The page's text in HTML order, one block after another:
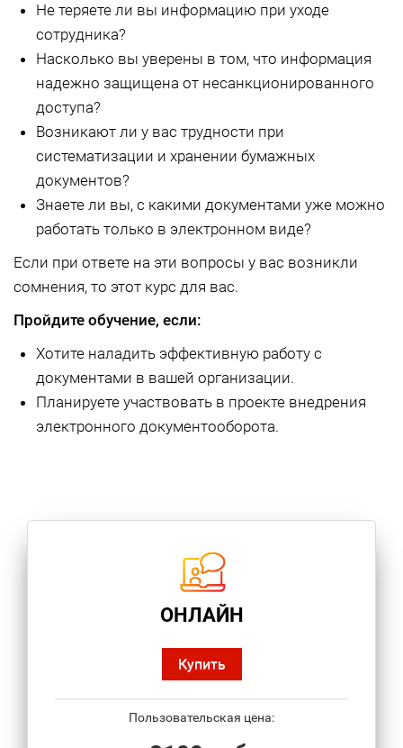
Не теряете ли вы информацию при уходе
сотрудника?
Насколько вы уверены в том, что информация
надежно защищена от несанкционированного
доступа?
Возникают ли у вас трудности при
систематизации и хранении бумажных
документов?
Знаете ли вы, с какими документами уже можно
работать только в электронном виде?
Если при ответе на эти вопросы у вас возникли
сомнения, то этот курс для вас.
Пройдите обучение, если:
Хотите наладить эффективную работу с
документами в вашей организации.
Планируете участвовать в проекте внедрения
электронного документооборота.
ОНЛАЙН
Купить
Пользовательская цена: